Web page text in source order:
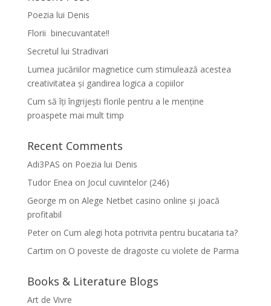
Poezia lui Denis
Florii binecuvantate!!
Secretul lui Stradivari
Lumea jucăriilor magnetice cum stimulează acestea
creativitatea și gandirea logica a copiilor
Cum să îți îngrijești florile pentru a le menține
proaspete mai mult timp
Recent Comments
Adi3PAS on Poezia lui Denis
Tudor Enea on Jocul cuvintelor (246)
George m on Alege Netbet casino online și joacă
profitabil
Peteron Cum alegi hota potrivita pentru bucataria ta?
Cartim on O poveste de dragoste cu violete de Parma
Books & Literature Blogs
Art de Vivre